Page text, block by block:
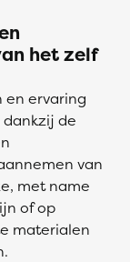
het zelf
en ervaring
de
van
met name
of op
materialen